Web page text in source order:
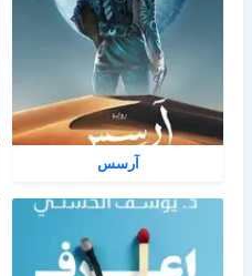
آرسس